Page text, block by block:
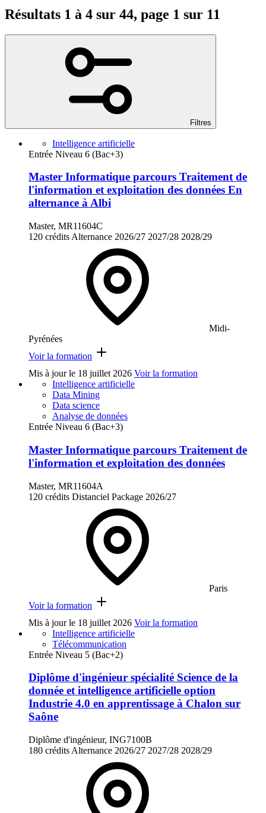
Résultats 1 à 4 sur 44, page 1 sur 11
Filtres
Intelligence artificielle
Entrée Niveau 6 (Bac+3)
Master Informatique parcours Traitement de
l'information et exploitation des données En
alternance à Albi
Master, MR11604C
120 crédits Alternance 2026/27 2027/28 2028/29
Midi-
Pyrénées
Voir la formation
Mis à jour le 18 juillet 2026 Voir la formation
Intelligence artificielle
Data Mining
Data science
Analyse de données
Entrée Niveau 6 (Bac+3)
Master Informatique parcours Traitement de
l'information et exploitation des données
Master, MR11604A
120 crédits Distanciel Package 2026/27
Paris
Voir la formation
Mis à jour le 18 juillet 2026 Voir la formation
Intelligence artificielle
Télécommunication
Entrée Niveau 5 (Bac+2)
Diplôme d'ingénieur spécialité Science de la
donnée et intelligence artificielle option
Industrie 4.0 en apprentissage à Chalon sur
Saône
Diplôme d'ingénieur, ING7100B
180 crédits Alternance 2026/27 2027/28 2028/29